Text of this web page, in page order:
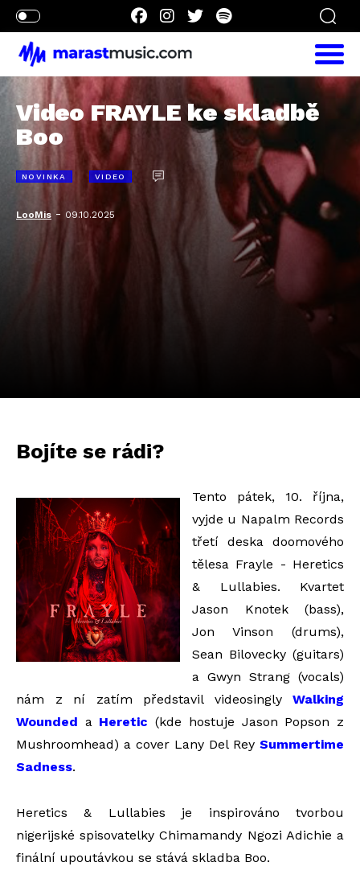
Video FRAYLE ke skladbě
Boo
NOVINKA VIDEO
LooMis - 09.10.2025
Bojíte se rádi?
Tento pátek, 10. října,
vyjde u Napalm Records
třetí deska doomového
tělesa Frayle - Heretics
& Lullabies. Kvartet
Jason Knotek (bass),
Jon Vinson (drums),
Sean Bilovecky (guitars)
a Gwyn Strang (vocals)
nám z ní zatím představil videosingly Walking
Wounded a Heretic (kde hostuje Jason Popson z
Mushroomhead) a cover Lany Del Rey Summertime
Sadness.
Heretics & Lullabies je inspirováno tvorbou
nigerijské spisovatelky Chimamandy Ngozi Adichie a
finální upoutávkou se stává skladba Boo.